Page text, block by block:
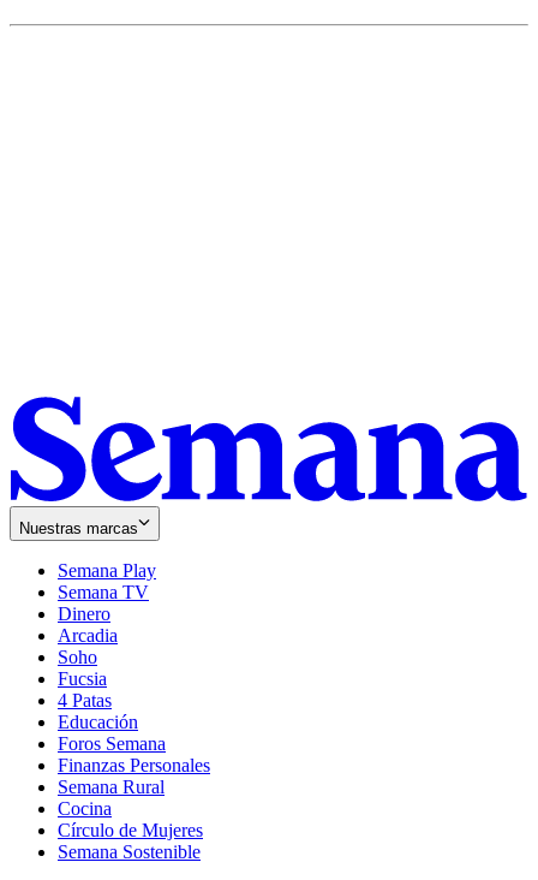
Nuestras marcas
Semana Play
Semana TV
Dinero
Arcadia
Soho
in
new
window
Fucsia
in
new
window
4 Patas
Educación
Foros Semana
Finanzas Personales
Semana Rural
Cocina
Círculo de Mujeres
Semana Sostenible